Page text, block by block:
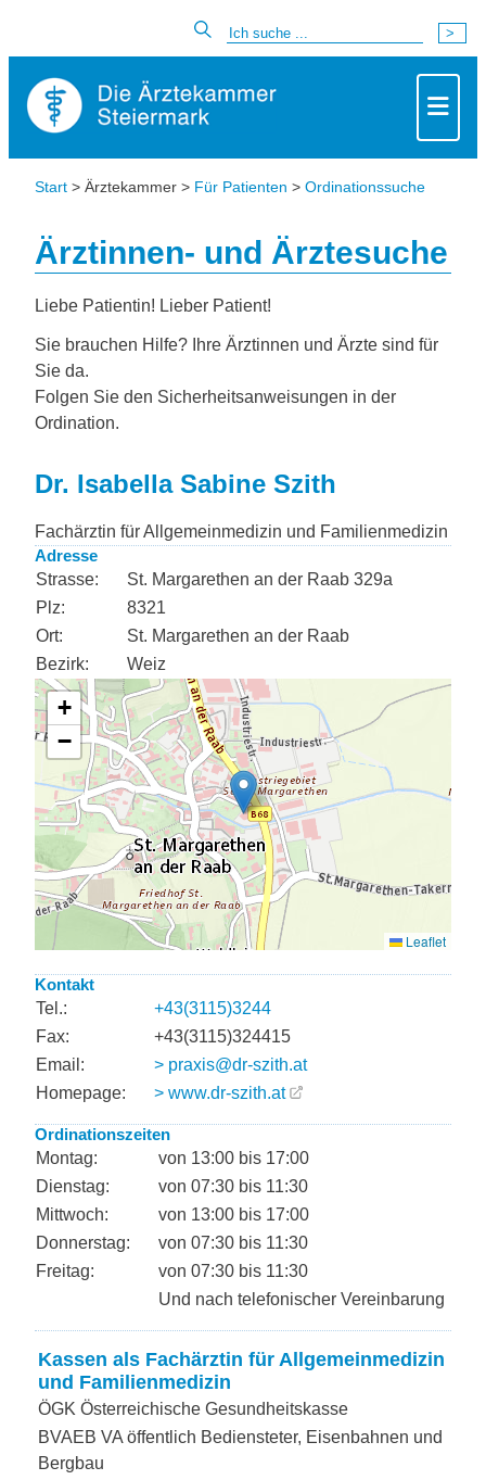
Start > Ärztekammer > Für Patienten > Ordinationssuche
Ärztinnen- und Ärztesuche
Liebe Patientin! Lieber Patient!
Sie brauchen Hilfe? Ihre Ärztinnen und Ärzte sind für
Sie da.
Folgen Sie den Sicherheitsanweisungen in der
Ordination.
Dr. Isabella Sabine Szith
Fachärztin für Allgemeinmedizin und Familienmedizin
Adresse
Strasse:
St. Margarethen an der Raab 329a
Plz:
8321
Ort:
St. Margarethen an der Raab
Bezirk:
Weiz
Kontakt
Tel.:
+43(3115)3244
Fax:
+43(3115)324415
Email:
> praxis@dr-szith.at
Homepage:
> www.dr-szith.at
Ordinationszeiten
Montag:
von 13:00 bis 17:00
Dienstag:
von 07:30 bis 11:30
Mittwoch:
von 13:00 bis 17:00
Donnerstag:
von 07:30 bis 11:30
Freitag:
von 07:30 bis 11:30
Und nach telefonischer Vereinbarung
Kassen als Fachärztin für Allgemeinmedizin
und Familienmedizin
ÖGK Österreichische Gesundheitskasse
BVAEB VA öffentlich Bediensteter, Eisenbahnen und
Bergbau